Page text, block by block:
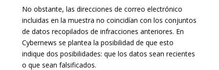
No obstante, las direcciones de correo electrónico
incluidas en la muestra no coincidían con los conjuntos
de datos recopilados de infracciones anteriores. En
Cybernews se plantea la posibilidad de que esto
indique dos posibilidades: que los datos sean recientes
o que sean falsificados.